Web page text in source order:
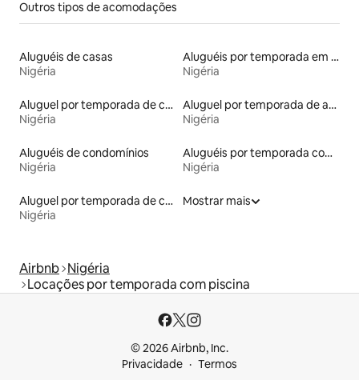
Outros tipos de acomodações
Aluguéis de casas
Nigéria
Aluguéis por temporada em resorts
Nigéria
Aluguel por temporada de casas de veraneio
Nigéria
Aluguel por temporada de apart-hotéis
Nigéria
Aluguéis de condomínios
Nigéria
Aluguéis por temporada com café da manhã
Nigéria
Aluguel por temporada de casas de hóspedes
Nigéria
Mostrar mais
Airbnb Nigéria
Locações por temporada com piscina
© 2026 Airbnb, Inc.
Privacidade
Termos